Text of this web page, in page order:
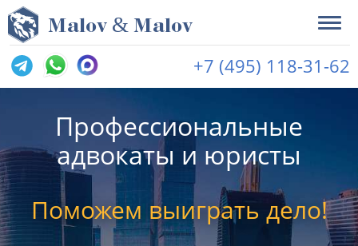
Malov & Malov
+7 (495) 118-31-62
Профессиональные
адвокаты и юристы
Поможем выиграть дело!